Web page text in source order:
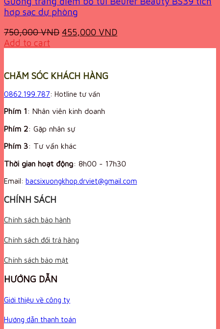
hợp sạc dự phòng
750,000VND Original
455,000 VND
Add to cart
CHĂM SÓC KHÁCH HÀNG
0862.199.787: Hotline tư vấn
Phím 1: Nhân viên kinh doanh
Phím 2: Gặp nhân sự
Phím 3: Tư vấn khác
Thời gian hoạt động: 8h00 - 17h30
Email: bacsixuongkhop.drviet@gmail.com
CHÍNH SÁCH
Chính sách bảo hành
Chính sách đổi trả hàng
Chính sách bảo mật
HƯỚNG DẪN
Giới thiệu về công ty
Hướng dẫn thanh toán